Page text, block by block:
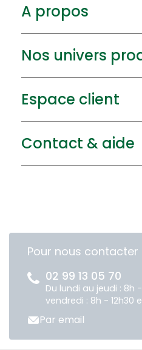
A propos
Nos univers
Espace client
Contact & aide
Pour nous contacter
02 99 13 05 70
Du lundi au jeudi : 8h -
vendredi : 8h - 12h30
Par email